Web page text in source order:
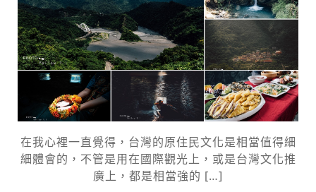
在我心裡一直覺得，台灣的原住民文化是相當值得細
細體會的，不管是用在國際觀光上，或是台灣文化推
廣上，都是相當強的 […]